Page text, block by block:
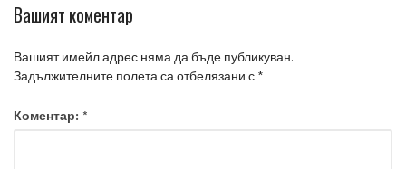
Вашият коментар
Вашият имейл адрес няма да бъде публикуван.
Задължителните полета са отбелязани с *
Коментар: *